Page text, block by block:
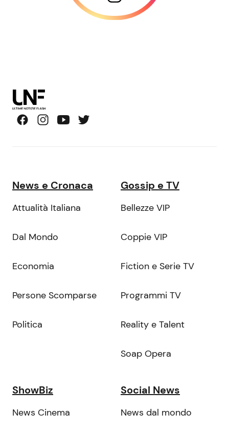
News e Cronaca
Attualità Italiana
Dal Mondo
Economia
Persone Scomparse
Politica
Gossip e TV
Bellezze VIP
Coppie VIP
Fiction e Serie TV
Programmi TV
Reality e Talent
Soap Opera
ShowBiz
News Cinema
Social News
News dal mondo